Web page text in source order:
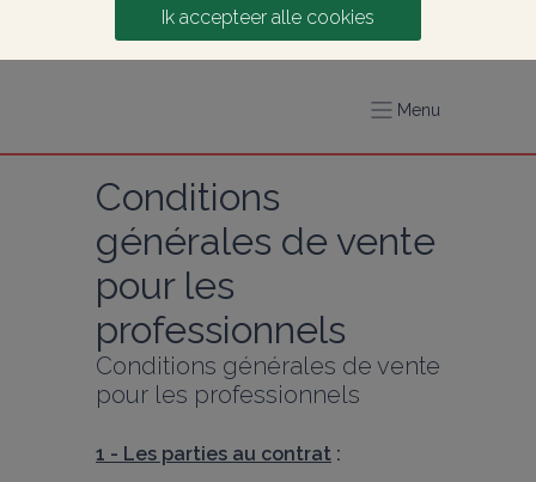
Ik accepteer alle cookies
Menu
Conditions
générales de vente
pour les
professionnels
Conditions générales de vente
pour les professionnels
1 - Les parties au contrat :